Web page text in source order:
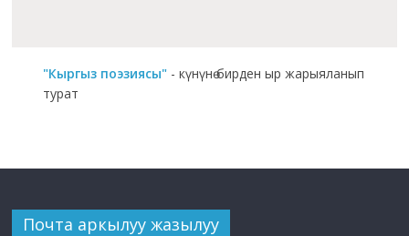
"Кыргыз поэзиясы" - күнүнө бирден ыр жарыяланып
турат
Почта аркылуу жазылуу